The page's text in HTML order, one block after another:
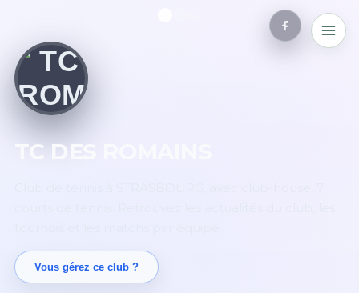
TC DES ROMAINS
Vous gérez ce club ?